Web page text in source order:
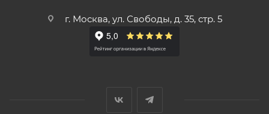
г. Москва, ул. Свободы, д. 35, стр. 5